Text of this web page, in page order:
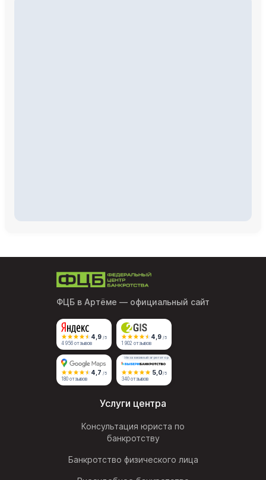
ФЦБ в Артёме — официальный сайт
4,9 /5
4 956 отзывов
4,9 /5
1 902 отзывов
4,7 /5
180 отзывов
Независимый агрегатор
5,0/5
340 отзывов
Услуги центра
Консультация юриста по
банкротству
Банкротство физического лица